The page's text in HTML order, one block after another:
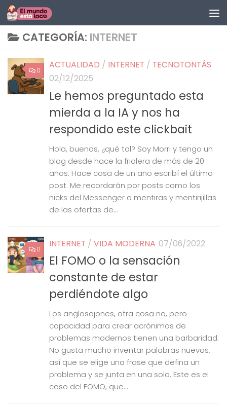
Saltar al contenido
CATEGORÍA: INTERNET
0 ACTUALIDAD / INTERNET / TECNOTONTÁS
02/12/2025
Le hemos preguntado esta
mierda a la IA y nos ha
respondido este clickbait
Hola, buenas, ¿qué tal? Soy Morri y tengo un
blog desde hace la friolera de más de 20
años. Hace cosa de un año escribí el último
post. Me recordarán por posts como los
nicks del Messenger o mentiras y mentirijillas
de las ofertas de...
0 INTERNET / VIDA MODERNA 07/06/2022
El FOMO o la sensación
constante de estar
perdiéndote algo
Los anglosajones, otra cosa no, pero
capacidad para crear acrónimos de
problemas modernos tienen una barbaridad.
No gusta mucho inventar palabras nuevas,
así que se elige una frase que defina un
problema y se junta en una sola. Este es el
caso del FOMO, que...